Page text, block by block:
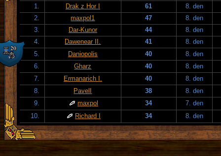
1.
Drak z Hor I 61
8. den
2.
maxpol1 47
8. den
3.
Dar-Kunor 44
8. den
4.
Dawenear II. 41
8. den
5.
Daniopolis 40
8. den
6.
Gharz 40
8. den
7.
Ermanarich I. 40
8. den
8.
PavelI 38
8. den
9.
maxpol 34
7. den
10.
Richard I 34 8. den